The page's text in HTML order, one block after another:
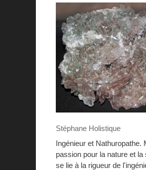
Stéphane Holistique
Ingénieur et Nathuropathe.
passion pour la nature et la
se lie à la rigueur de